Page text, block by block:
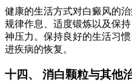
健康的生活方式对白癜风的
规律作息、适度锻炼以及保
神压力。保持良好的生活习
进疾病的恢复。
十四、 消白颗粒与其他